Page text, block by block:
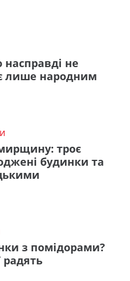
насправді не
лише народним
троє
будинки та
з помідорами?
радять